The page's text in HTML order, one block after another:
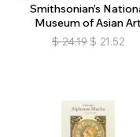
Smithsonian’s
Museum of Asian Art
$ 24.19 $ 21.52